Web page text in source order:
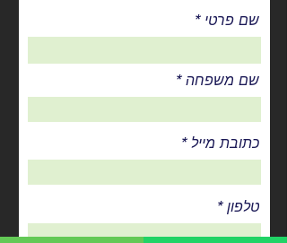
טלפון
כתובת מייל
שם משפחה
שם פרטי